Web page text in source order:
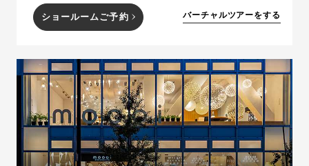
ショールームご予約 バーチャルツアーをする